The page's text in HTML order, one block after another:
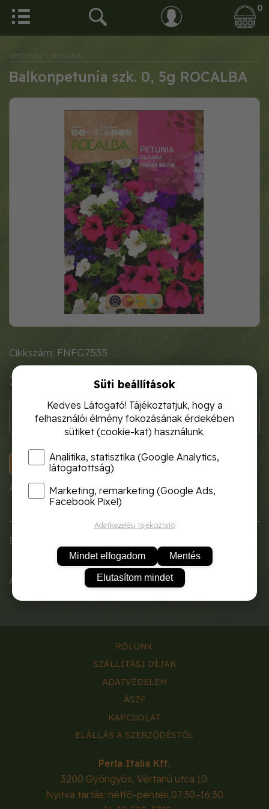
0
Vetőmag / Rocalba
Balkonpetunia szk. 0, 5g ROCALBA
Cikkszám: FNFG7535
1 120 Ft
KOSÁRBA
A termék átmenetileg nem rendelhető!
Egynyári kedvelt illatos balkon növény.
A tasak tartalma: 0,5g.
RÓLUNK
SZÁLLÍTÁSI DÍJAK
ADATVÉDELEM
ÁSZF
KAPCSOLAT
ELÁLLÁS A SZERZŐDÉSTŐL
Perla Italia Kft.
3200 Gyöngyös, Vértanú utca 10.
Nyitva tartás: hétfő-péntek 07:30–16:30
Süti beállítások
Kedves Látogató! Tájékoztatjuk, hogy a
felhasználói élmény fokozásának érdekében
sütiket (cookie-kat) használunk.
Analitika, statisztika (Google Analytics,
látogatottság)
Marketing, remarketing (Google Ads,
Facebook Pixel)
Adatkezelési tájékoztató
Mindet elfogadom Mentés
Elutasítom mindet